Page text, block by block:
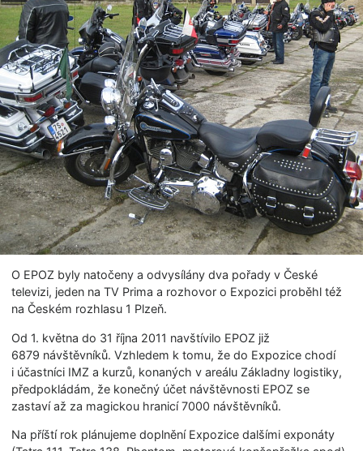
O EPOZ byly natočeny a odvysílány dva pořady v České
televizi, jeden na TV Prima a rozhovor o Expozici proběhl též
na Českém rozhlasu 1 Plzeň.
Od 1. května do 31 října 2011 navštívilo EPOZ již
6879 návštěvníků. Vzhledem k tomu, že do Expozice chodí
i účastníci IMZ a kurzů, konaných v areálu Základny logistiky,
předpokládám, že konečný účet návštěvnosti EPOZ se
zastaví až za magickou hranicí 7000 návštěvníků.
Na příští rok plánujeme doplnění Expozice dalšími exponáty